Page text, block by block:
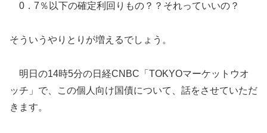
0．7％以下の確定利回りもの？？それっていいの？
そういうやりとりが増えるでしょう。
明日の14時5分の日経CNBC「TOKYOマーケットウオ
ッチ」で、この個人向け国債について、話をさせていただ
きます。